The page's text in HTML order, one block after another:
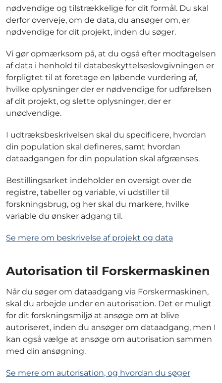
nødvendige og tilstrækkelige for dit formål. Du skal
derfor overveje, om de data, du ansøger om, er
nødvendige for dit projekt, inden du søger.
Vi gør opmærksom på, at du også efter modtagelsen
af data i henhold til databeskyttelseslovgivningen er
forpligtet til at foretage en løbende vurdering af,
hvilke oplysninger der er nødvendige for udførelsen
af dit projekt, og slette oplysninger, der er
unødvendige.
I udtræksbeskrivelsen skal du specificere, hvordan
din population skal defineres, samt hvordan
dataadgangen for din population skal afgrænses.
Bestillingsarket indeholder en oversigt over de
registre, tabeller og variable, vi udstiller til
forskningsbrug, og her skal du markere, hvilke
variable du ønsker adgang til.
Se mere om beskrivelse af projekt og data
Autorisation til Forskermaskinen
Når du søger om dataadgang via Forskermaskinen,
skal du arbejde under en autorisation. Det er muligt
for dit forskningsmiljø at ansøge om at blive
autoriseret, inden du ansøger om dataadgang, men I
kan også vælge at ansøge om autorisation sammen
med din ansøgning.
Se mere om autorisation, og hvordan du søger